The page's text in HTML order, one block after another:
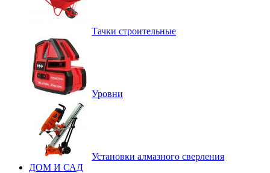
Тачки строительные
Уровни
Установки алмазного сверления
ДОМ И САД